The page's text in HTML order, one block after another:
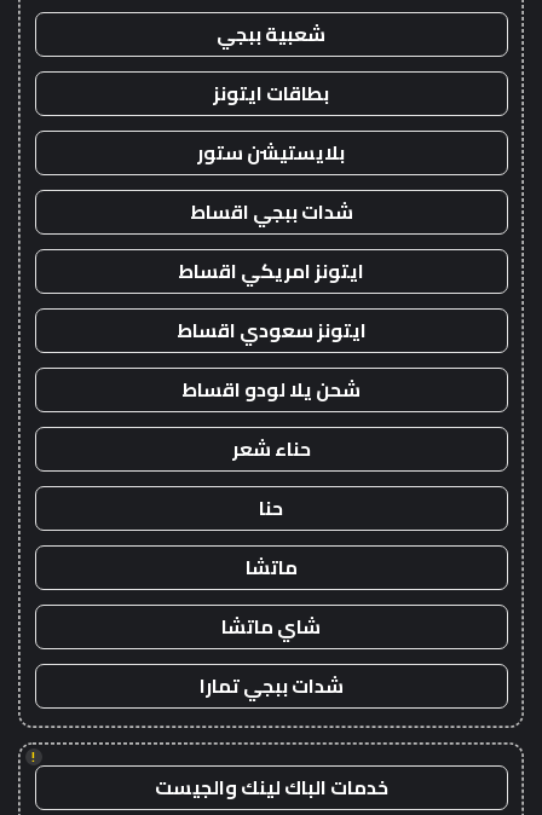
شعبية ببجي
بطاقات ايتونز
بلايستيشن ستور
شدات ببجي اقساط
ايتونز امريكي اقساط
ايتونز سعودي اقساط
شحن يلا لودو اقساط
حناء شعر
حنا
ماتشا
شاي ماتشا
شدات ببجي تمارا
!
خدمات الباك لينك والجيست